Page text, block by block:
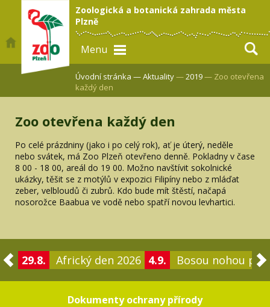
Zoologická a botanická zahrada města
Plzně
Menu
Úvodní stránka —Aktuality—2019— Zoo otevřena
každý den
Zoo otevřena každý den
Po celé prázdniny (jako i po celý rok), ať je úterý, neděle
nebo svátek, má Zoo Plzeň otevřeno denně. Pokladny v čase
8 00 - 18 00, areál do 19 00. Možno navštívit sokolnické
ukázky, těšit se z motýlů v expozici Filipíny nebo z mláďat
zeber, velbloudů či zubrů. Kdo bude mít štěstí, načapá
nosorožce Baabua ve vodě nebo spatří novou levhartici.
29.8. Africký den 2026 4.9. Bosou nohou po
Dokumenty ochrany přírody